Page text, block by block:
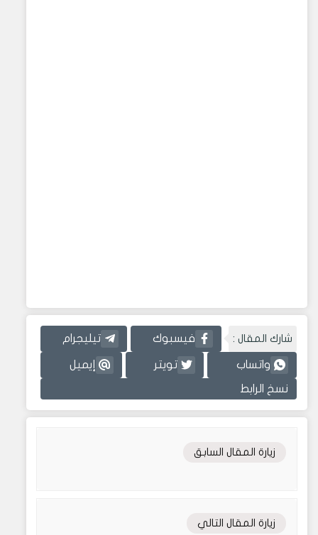
شارك المقال : فيسبوك تيليجرام
واتساب تويتر إيميل
نسخ الرابط
زيارة المقال السابق
زيارة المقال التالي